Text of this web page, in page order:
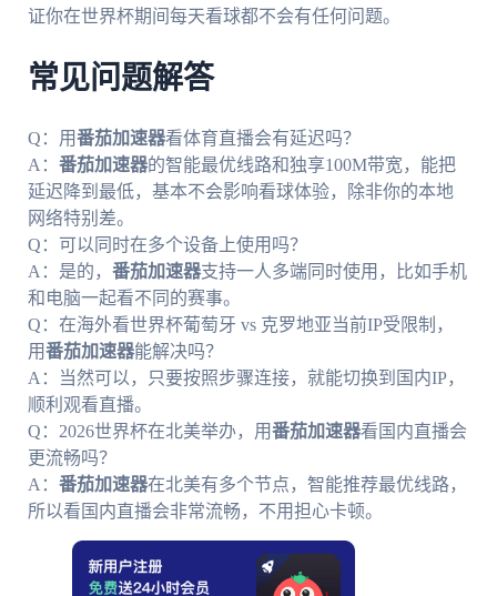
证你在世界杯期间每天看球都不会有任何问题。
常见问题解答
Q：用番茄加速器看体育直播会有延迟吗？
A： 番茄加速器的智能最优线路和独享100M带宽，能把
延迟降到最低，基本不会影响看球体验，除非你的本地
网络特别差。
Q：可以同时在多个设备上使用吗？
A：是的， 番茄加速器支持一人多端同时使用，比如手机
和电脑一起看不同的赛事。
Q：在海外看世界杯葡萄牙 vs 克罗地亚当前IP受限制，
用番茄加速器能解决吗？
A：当然可以，只要按照步骤连接，就能切换到国内IP，
顺利观看直播。
Q：2026世界杯在北美举办，用番茄加速器看国内直播会
更流畅吗？
A： 番茄加速器在北美有多个节点，智能推荐最优线路，
所以看国内直播会非常流畅，不用担心卡顿。